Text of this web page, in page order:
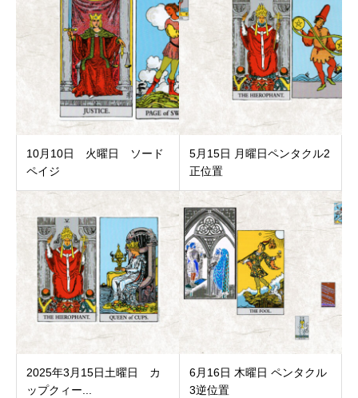
10月10日 火曜日 ソード
ペイジ
5月15日 月曜日ペンタクル2
正位置
2025年3月15日土曜日 カ
ップクィー...
6月16日 木曜日 ペンタクル
3逆位置